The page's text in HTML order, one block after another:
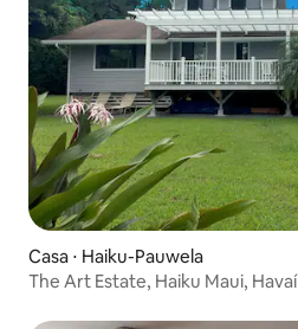
Casa ⋅ Haiku-Pauwela
The Art Estate, Haiku Maui, Havaí